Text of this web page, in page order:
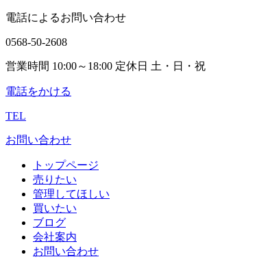
電話によるお問い合わせ
0568-50-2608
営業時間 10:00～18:00 定休日 土・日・祝
電話をかける
TEL
お問い合わせ
トップページ
売りたい
管理してほしい
買いたい
ブログ
会社案内
お問い合わせ